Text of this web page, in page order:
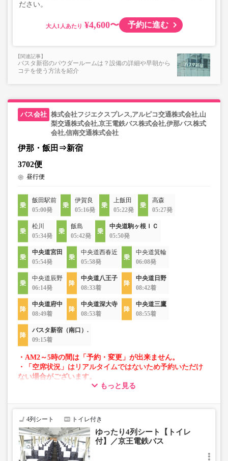
ださい。
大人 ¥4,600〜 予約に進む
バスタ新宿のパウダールームは？設備の詳細や早朝から
コテを使う方法を紹介
株式会社フジエクスプレス,アルピコ交通株式会社,山
梨交通株式会社,京王電鉄バス株式会社,伊那バス株式
会社,信南交通株式会社
伊那・飯田⇒新宿
3702便
昼行便
飯田駅前
05:00発
伊賀良
05:16発
上飯田
05:22発
高森
05:27発
松川
05:34発
飯島
05:42発
中央道駒ヶ根ＩＣ
05:50発
中央道宮田
05:54発
中央道西春近
05:58発
中央道箕輪
06:08発
中央道辰野
06:14発
中央道八王子
08:33着
中央道日野
08:42着
中央道府中
08:49着
中央道深大寺
08:53着
中央道三鷹
08:55着
バスタ新宿（南口）.
09:15着
・AM2～5時の間は「予約・変更」が出来ません。
・「空席状況」はリアルタイムではないため予約いただけ
ない場合がございます。
・車両は予告なく変更となる場合がございます。これに伴
で、あらかじめご了承ください。
もっと見る
4列シート トイレ付き
ゆったり4列シート【トイレ
付】／京王電鉄バス